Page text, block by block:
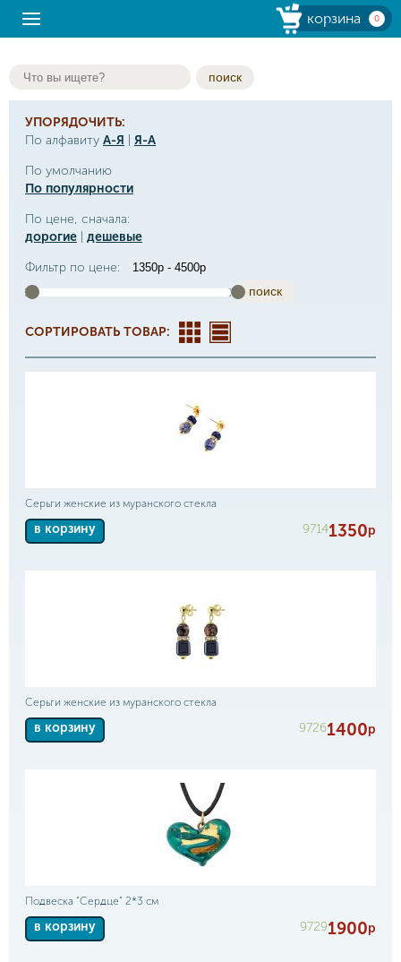
корзина 0
поиск
УПОРЯДОЧИТЬ:
По алфавиту А-Я
Я-А
По умолчанию
По популярности
По цене, сначала:
дорогие
дешевые
Фильтр по цене:
поиск
СОРТИРОВАТЬ ТОВАР:
Серьги женские из муранского стекла
в корзину 97141350р
Серьги женские из муранского стекла
в корзину 97261400р
Подвеска "Сердце" 2*3 см
в корзину 97291900р